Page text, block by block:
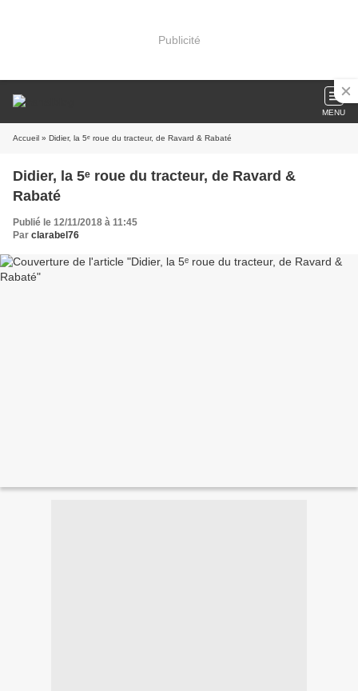
Publicité
MENU
Accueil » Didier, la 5ᵉ roue du tracteur, de Ravard & Rabaté
Didier, la 5ᵉ roue du tracteur, de Ravard &
Rabaté
Publié le 12/11/2018 à 11:45
Par clarabel76